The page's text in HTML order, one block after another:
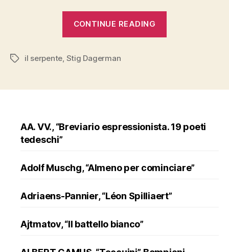
CONTINUE READING
Tagsil serpente, Stig Dagerman
AA. VV., “Breviario espressionista. 19 poeti
tedeschi”
Adolf Muschg, “Almeno per cominciare”
Adriaens-Pannier, “Léon Spilliaert”
Ajtmatov, “Il battello bianco”